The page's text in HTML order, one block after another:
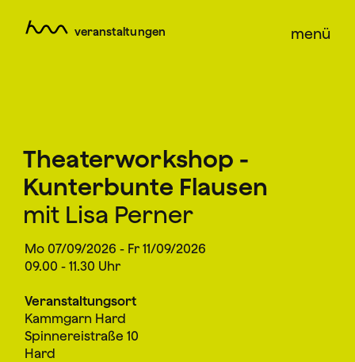
veranstaltungen menü
Theaterworkshop -
Kunterbunte Flausen
mit Lisa Perner
Mo 07/09/2026 - Fr 11/09/2026
09.00 - 11.30 Uhr
Veranstaltungsort
Kammgarn Hard
Spinnereistraße 10
Hard